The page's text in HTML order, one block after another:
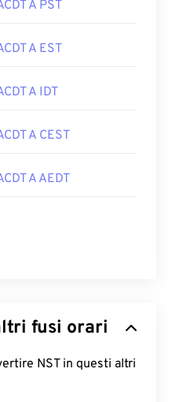
A PST
A EST
A IDT
A CEST
A AEDT
fusi orari
NST in questi altri